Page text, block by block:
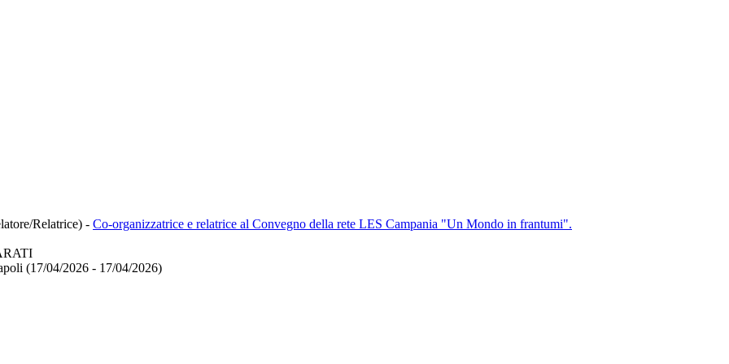
Relatrice) - Co-organizzatrice e relatrice al Convegno della rete LES Campania "Un Mondo in frantumi".
(17/04/2026 - 17/04/2026)